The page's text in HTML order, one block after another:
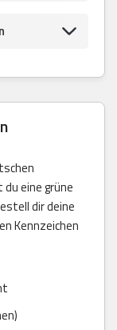
eine grüne
dir deine
Kennzeichen